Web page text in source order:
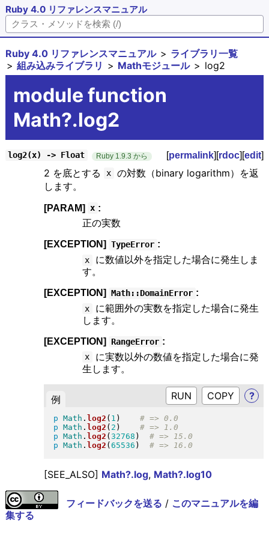
Ruby 4.0 リファレンスマニュアル
Ruby 4.0 リファレンスマニュアル
ライブラリ一覧
組み込みライブラリ
Mathモジュール log2
module function
Math?.log2
log2(x) -> Float Ruby 1.9.3 から [permalink][rdoc][edit]
2 を底とする x
の対数（binary logarithm）を返
します。
[PARAM] x :
正の実数
[EXCEPTION] TypeError :
x
に数値以外を指定した場合に発生しま
す。
[EXCEPTION] Math::DomainError :
x
に範囲外の実数を指定した場合に発生
します。
[EXCEPTION] RangeError :
x
に実数以外の数値を指定した場合に発
生します。
例 RUN ?
p Math . log2 ( 1 )
p Math . log2 ( 2 )
p Math . log2 (32768 )
p Math . log2 (65536 )
[SEE_ALSO] Math?.log, Math?.log10
フィードバックを送る / このマニュアルを編
集する